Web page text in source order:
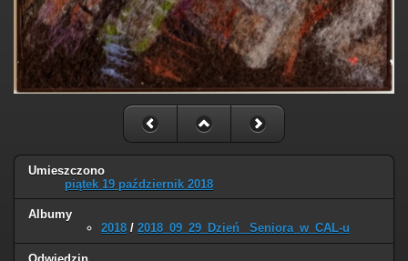
Umieszczono
piątek 19 październik 2018
Albumy
2018 / 2018_09_29_Dzień_ Seniora_w_CAL-u